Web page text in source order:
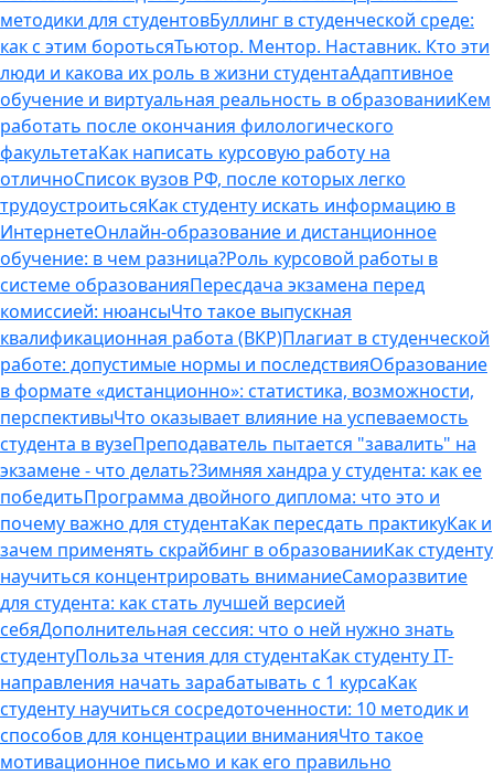
методики для студентовБуллинг в студенческой среде:
как с этим боротьсяТьютор. Ментор. Наставник. Кто эти
люди и какова их роль в жизни студентаАдаптивное
обучение и виртуальная реальность в образованииКем
работать после окончания филологического
факультетаКак написать курсовую работу на
отличноСписок вузов РФ, после которых легко
трудоустроитьсяКак студенту искать информацию в
ИнтернетеОнлайн-образование и дистанционное
обучение: в чем разница?Роль курсовой работы в
системе образованияПересдача экзамена перед
комиссией: нюансыЧто такое выпускная
квалификационная работа (ВКР)Плагиат в студенческой
работе: допустимые нормы и последствияОбразование
в формате «дистанционно»: статистика, возможности,
перспективыЧто оказывает влияние на успеваемость
студента в вузеПреподаватель пытается "завалить" на
экзамене - что делать?Зимняя хандра у студента: как ее
победитьПрограмма двойного диплома: что это и
почему важно для студентаКак пересдать практикуКак и
зачем применять скрайбинг в образованииКак студенту
научиться концентрировать вниманиеСаморазвитие
для студента: как стать лучшей версией
себяДополнительная сессия: что о ней нужно знать
студентуПольза чтения для студентаКак студенту IT-
направления начать зарабатывать с 1 курсаКак
студенту научиться сосредоточенности: 10 методик и
способов для концентрации вниманияЧто такое
мотивационное письмо и как его правильно